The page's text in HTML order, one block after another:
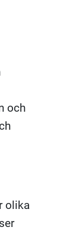
och
olika